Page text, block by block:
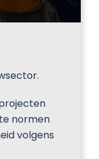
normen
volgens